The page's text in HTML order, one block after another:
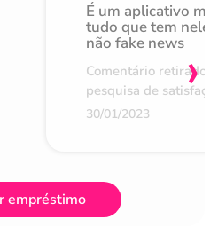
É um aplicativo
tudo que tem nele
não fake news
Comentário retirado
pesquisa de
30/01/2023
›
empréstimo